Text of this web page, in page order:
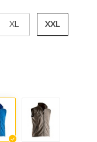
XL XXL